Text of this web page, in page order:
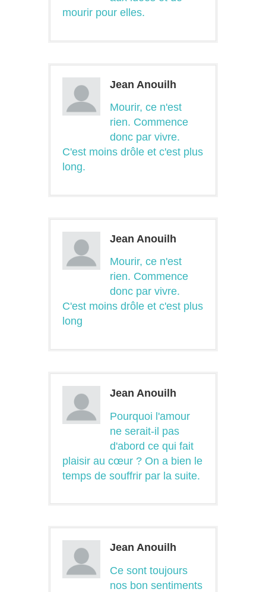
mourir pour elles.
Jean Anouilh
Mourir, ce n'est
rien. Commence
donc par vivre.
C'est moins drôle et c'est plus
long.
Jean Anouilh
Mourir, ce n'est
rien. Commence
donc par vivre.
C'est moins drôle et c'est plus
long
Jean Anouilh
Pourquoi l'amour
ne serait-il pas
d'abord ce qui fait
plaisir au cœur ? On a bien le
temps de souffrir par la suite.
Jean Anouilh
Ce sont toujours
nos bon sentiments